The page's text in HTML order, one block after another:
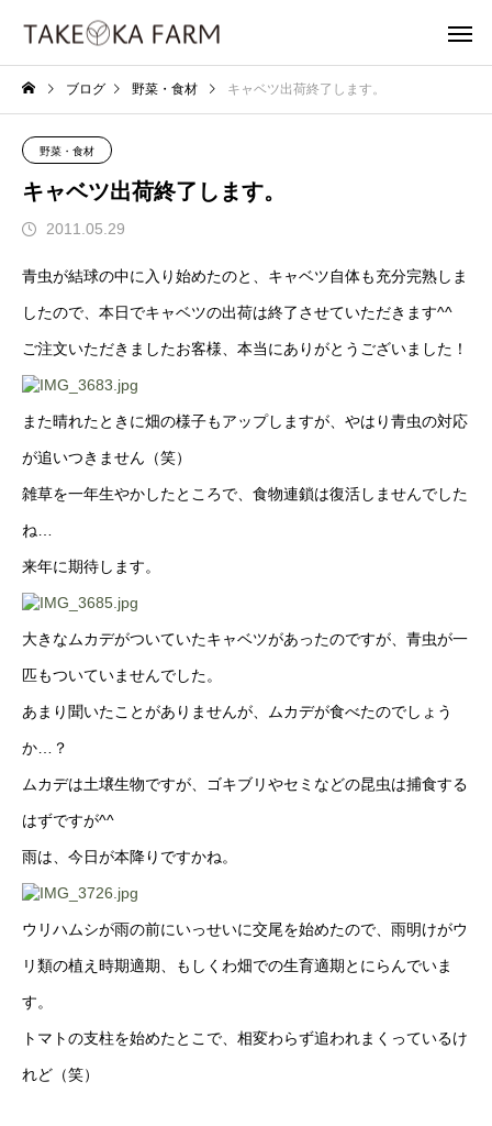
ブログ 野菜・食材 キャベツ出荷終了します。
野菜・食材
キャベツ出荷終了します。
2011.05.29
青虫が結球の中に入り始めたのと、キャベツ自体も充分完熟しま
したので、本日でキャベツの出荷は終了させていただきます^^
ご注文いただきましたお客様、本当にありがとうございました！
また晴れたときに畑の様子もアップしますが、やはり青虫の対応
が追いつきません（笑）
雑草を一年生やかしたところで、食物連鎖は復活しませんでした
ね…
来年に期待します。
大きなムカデがついていたキャベツがあったのですが、青虫が一
匹もついていませんでした。
あまり聞いたことがありませんが、ムカデが食べたのでしょう
か…？
ムカデは土壌生物ですが、ゴキブリやセミなどの昆虫は捕食する
はずですが^^
雨は、今日が本降りですかね。
ウリハムシが雨の前にいっせいに交尾を始めたので、雨明けがウ
リ類の植え時期適期、もしくわ畑での生育適期とにらんでいま
す。
トマトの支柱を始めたとこで、相変わらず追われまくっているけ
れど（笑）